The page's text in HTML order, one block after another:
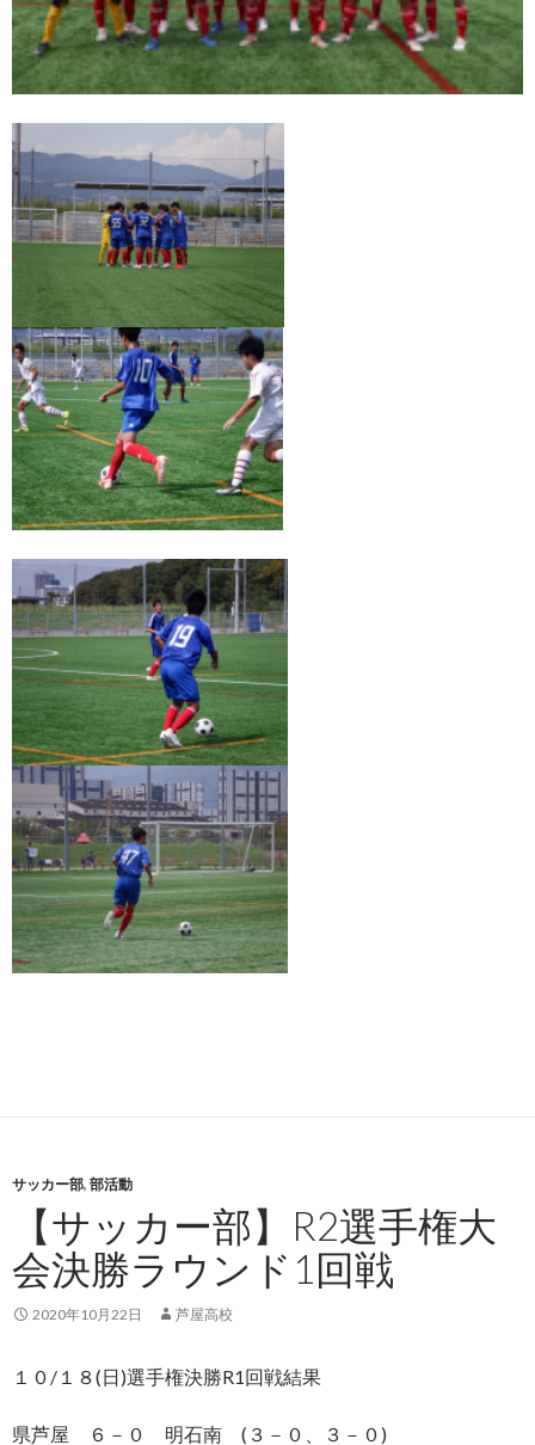
サッカー部, 部活動
【サッカー部】R2選手権大
会決勝ラウンド1回戦
2020年10月22日 芦屋高校
１０/１８(日)選手権決勝R1回戦結果
県芦屋 ６－０ 明石南 (３－０、３－０)